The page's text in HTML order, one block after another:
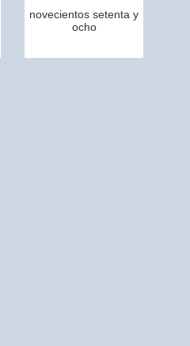
novecientos setenta y
ocho